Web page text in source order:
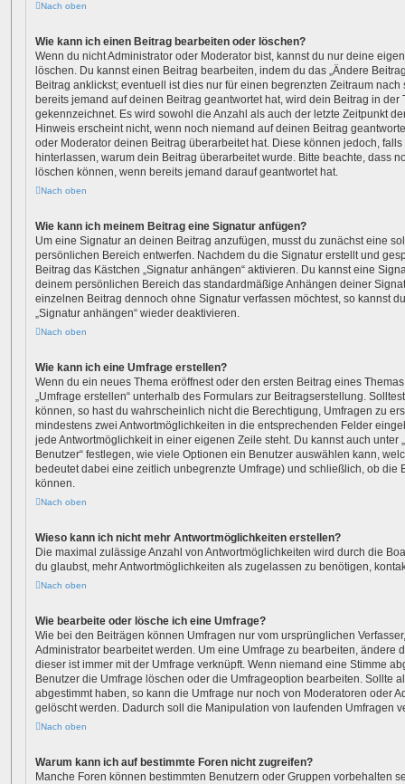
Nach oben
Wie kann ich einen Beitrag bearbeiten oder löschen?
Wenn du nicht Administrator oder Moderator bist, kannst du nur deine
löschen. Du kannst einen Beitrag bearbeiten, indem du das „Ändere
Beitrag anklickst; eventuell ist dies nur für einen begrenzten Zeitraum
bereits jemand auf deinen Beitrag geantwortet hat, wird dein Beitrag in
gekennzeichnet. Es wird sowohl die Anzahl als auch der letzte Zeitpunkt
Hinweis erscheint nicht, wenn noch niemand auf deinen Beitrag
oder Moderator deinen Beitrag überarbeitet hat. Diese können jedoch,
hinterlassen, warum dein Beitrag überarbeitet wurde. Bitte beachte, dass
löschen können, wenn bereits jemand darauf geantwortet hat.
Nach oben
Wie kann ich meinem Beitrag eine Signatur anfügen?
Um eine Signatur an deinen Beitrag anzufügen, musst du zunächst eine
persönlichen Bereich entwerfen. Nachdem du die Signatur erstellt und
Beitrag das Kästchen „Signatur anhängen“ aktivieren. Du kannst eine
deinem persönlichen Bereich das standardmäßige Anhängen deiner
einzelnen Beitrag dennoch ohne Signatur verfassen möchtest, so kannst
„Signatur anhängen“ wieder deaktivieren.
Nach oben
Wie kann ich eine Umfrage erstellen?
Wenn du ein neues Thema eröffnest oder den ersten Beitrag eines
„Umfrage erstellen“ unterhalb des Formulars zur Beitragserstellung.
können, so hast du wahrscheinlich nicht die Berechtigung, Umfragen zu
mindestens zwei Antwortmöglichkeiten in die entsprechenden Felder
jede Antwortmöglichkeit in einer eigenen Zeile steht. Du kannst auch unter
Benutzer“ festlegen, wie viele Optionen ein Benutzer auswählen kann,
bedeutet dabei eine zeitlich unbegrenzte Umfrage) und schließlich, ob die
können.
Nach oben
Wieso kann ich nicht mehr Antwortmöglichkeiten erstellen?
Die maximal zulässige Anzahl von Antwortmöglichkeiten wird durch die
du glaubst, mehr Antwortmöglichkeiten als zugelassen zu benötigen,
Nach oben
Wie bearbeite oder lösche ich eine Umfrage?
Wie bei den Beiträgen können Umfragen nur vom ursprünglichen
Administrator bearbeitet werden. Um eine Umfrage zu bearbeiten, ändere
dieser ist immer mit der Umfrage verknüpft. Wenn niemand eine Stimme
Benutzer die Umfrage löschen oder die Umfrageoption bearbeiten. Sollte
abgestimmt haben, so kann die Umfrage nur noch von Moderatoren oder
gelöscht werden. Dadurch soll die Manipulation von laufenden Umfragen
Nach oben
Warum kann ich auf bestimmte Foren nicht zugreifen?
Manche Foren können bestimmten Benutzern oder Gruppen vorbehalten